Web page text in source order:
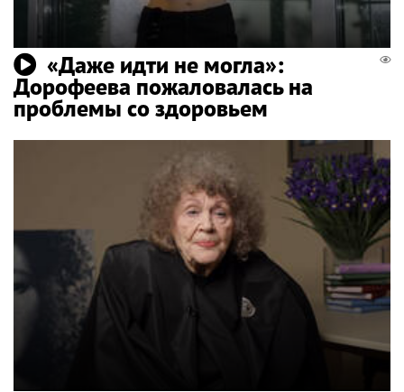
«Даже идти не могла»:
Дорофеева пожаловалась на
проблемы со здоровьем